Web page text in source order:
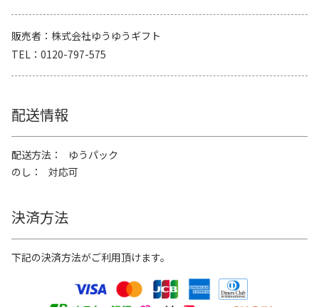
販売者
株式会社ゆうゆうギフト
TEL
0120-797-575
配送情報
配送方法
ゆうパック
のし
対応可
決済方法
下記の決済方法がご利用頂けます。